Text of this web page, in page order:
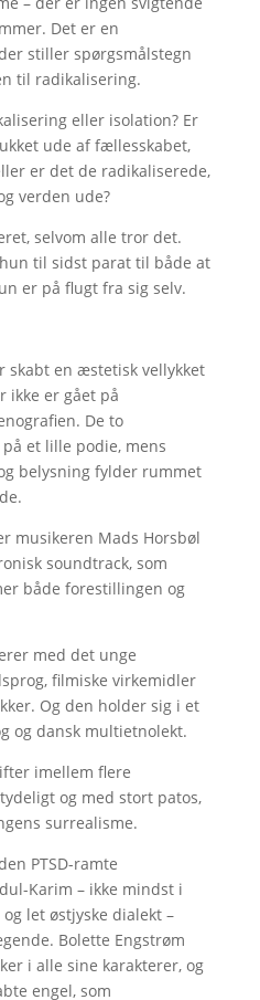
Det er en
stiller spørgsmålstegn
til radikalisering.
eller isolation? Er
ude af fællesskabet,
er det de radikaliserede,
verden ude?
selvom alle tror det.
til sidst parat til både at
er på flugt fra sig selv.
skabt en æstetisk vellykket
ikke er gået på
De to
et lille podie, mens
belysning fylder rummet
musikeren Mads Horsbøl
soundtrack, som
både forestillingen og
med det unge
filmiske virkemidler
Og den holder sig i et
og dansk multietnolekt.
imellem flere
og med stort patos,
surrealisme.
PTSD-ramte
Karim – ikke mindst i
let østjyske dialekt –
Bolette Engstrøm
i alle sine karakterer, og
engel, som